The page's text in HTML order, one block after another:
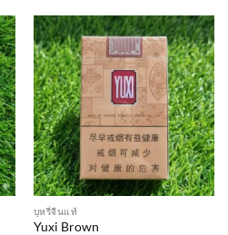
บุหรี่จีนแท้
Yuxi Brown